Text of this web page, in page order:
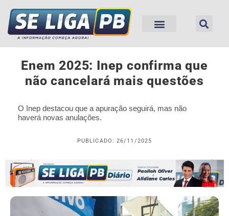
Enem 2025: Inep confirma que
não cancelará mais questões
O Inep destacou que a apuração seguirá, mas não
haverá novas anulações.
PUBLICADO: 26/11/2025